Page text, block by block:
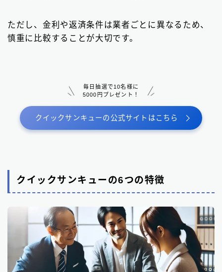
ただし、金利や返済条件は業者ごとに異なるため、
慎重に比較することが大切です。
毎日抽選で10名様に
5000円プレゼント！
クイックサンキューの公式サイトはこちら
クイックサンキューの6つの特徴